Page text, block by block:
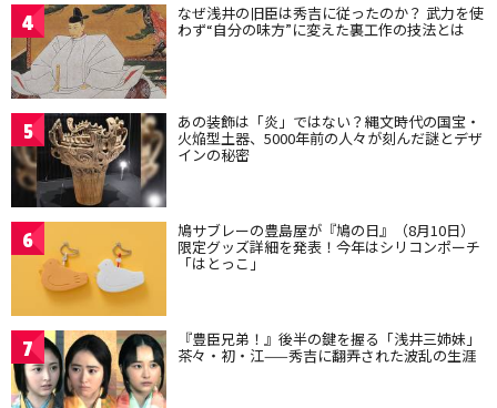
4 なぜ浅井の旧臣は秀吉に従ったのか？ 武力を使
わず“自分の味方”に変えた裏工作の技法とは
5 あの装飾は「炎」ではない？縄文時代の国宝・
火焔型土器、5000年前の人々が刻んだ謎とデザ
インの秘密
6 鳩サブレーの豊島屋が『鳩の日』（8月10日）
限定グッズ詳細を発表！今年はシリコンポーチ
「はとっこ」
7 『豊臣兄弟！』後半の鍵を握る「浅井三姉妹」
茶々・初・江——秀吉に翻弄された波乱の生涯